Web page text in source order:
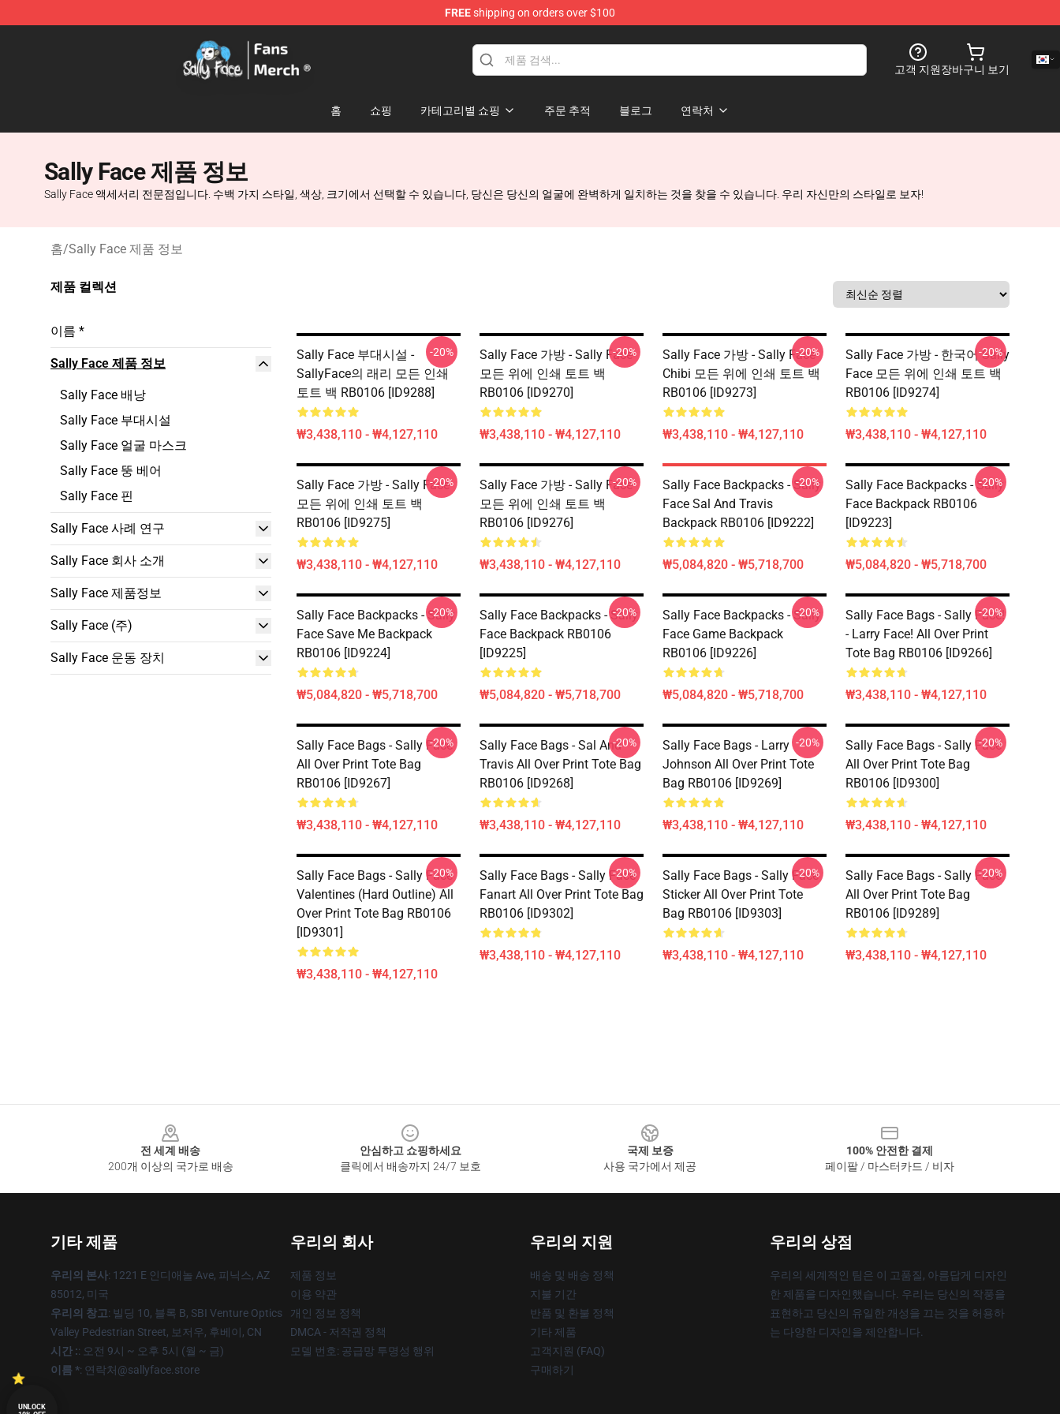
FREEshipping on orders over $100
Sally Face Store - Official Sally Face Merchandise Shop
고객 지원장바구니 보기
홈 쇼핑 카테고리별 쇼핑 주문 추적 블로그 연락처
Sally Face 제품 정보
Sally Face 액세서리 전문점입니다. 수백 가지 스타일, 색상, 크기에서 선택할 수 있습니다, 당신은 당신의 얼굴에 완벽하게 일치하는 것을 찾을 수 있습니다. 우리 자신만의 스타일로 보자!
홈/Sally Face 제품 정보
제품 컬렉션
이름 *
Sally Face 제품 정보
Sally Face 배낭
Sally Face 부대시설
Sally Face 얼굴 마스크
Sally Face 뚱 베어
Sally Face 핀
Sally Face 사례 연구
Sally Face 회사 소개
Sally Face 제품정보
Sally Face (주)
Sally Face 운동 장치
Sally Face 부대시설 -
SallyFace의 래리 모든 인쇄
토트 백 RB0106 [ID9288]
₩3,438,110 - ₩4,127,110
-20%
Sally Face 가방 - Sally Face
모든 위에 인쇄 토트 백
RB0106 [ID9270]
₩3,438,110 - ₩4,127,110
-20%
Sally Face 가방 - Sally Face
Chibi 모든 위에 인쇄 토트 백
RB0106 [ID9273]
₩3,438,110 - ₩4,127,110
-20%
Sally Face 가방 - 한국어 Sally
Face 모든 위에 인쇄 토트 백
RB0106 [ID9274]
₩3,438,110 - ₩4,127,110
-20%
Sally Face 가방 - Sally Face
모든 위에 인쇄 토트 백
RB0106 [ID9275]
₩3,438,110 - ₩4,127,110
-20%
Sally Face 가방 - Sally Face
모든 위에 인쇄 토트 백
RB0106 [ID9276]
₩3,438,110 - ₩4,127,110
-20%
Sally Face Backpacks - Sally
Face Sal And Travis
Backpack RB0106 [ID9222]
₩5,084,820 - ₩5,718,700
-20%
Sally Face Backpacks - Sally
Face Backpack RB0106
[ID9223]
₩5,084,820 - ₩5,718,700
-20%
Sally Face Backpacks - Sally
Face Save Me Backpack
RB0106 [ID9224]
₩5,084,820 - ₩5,718,700
-20%
Sally Face Backpacks - Sally
Face Backpack RB0106
[ID9225]
₩5,084,820 - ₩5,718,700
-20%
Sally Face Backpacks - Sally
Face Game Backpack
RB0106 [ID9226]
₩5,084,820 - ₩5,718,700
-20%
Sally Face Bags - Sally Face!
- Larry Face! All Over Print
Tote Bag RB0106 [ID9266]
₩3,438,110 - ₩4,127,110
-20%
Sally Face Bags - Sally Face
All Over Print Tote Bag
RB0106 [ID9267]
₩3,438,110 - ₩4,127,110
-20%
Sally Face Bags - Sal And
Travis All Over Print Tote Bag
RB0106 [ID9268]
₩3,438,110 - ₩4,127,110
-20%
Sally Face Bags - Larry
Johnson All Over Print Tote
Bag RB0106 [ID9269]
₩3,438,110 - ₩4,127,110
-20%
Sally Face Bags - Sally Face
All Over Print Tote Bag
RB0106 [ID9300]
₩3,438,110 - ₩4,127,110
-20%
Sally Face Bags - Sally Face
Valentines (Hard Outline) All
Over Print Tote Bag RB0106
[ID9301]
₩3,438,110 - ₩4,127,110
-20%
Sally Face Bags - Sally Face
Fanart All Over Print Tote Bag
RB0106 [ID9302]
₩3,438,110 - ₩4,127,110
-20%
Sally Face Bags - Sally Face
Sticker All Over Print Tote
Bag RB0106 [ID9303]
₩3,438,110 - ₩4,127,110
-20%
Sally Face Bags - Sally Face
All Over Print Tote Bag
RB0106 [ID9289]
₩3,438,110 - ₩4,127,110
-20%
전 세계 배송
200개 이상의 국가로 배송
안심하고 쇼핑하세요
클릭에서 배송까지 24/7 보호
국제 보증
사용 국가에서 제공
100% 안전한 결제
페이팔 / 마스터카드 / 비자
기타 제품
우리의 본사: 1221 E 인디애놀 Ave, 피닉스, AZ
85012, 미국
우리의 창고: 빌딩 10, 블록 B, SBI Venture Optics
Valley Pedestrian Street, 보저우, 후베이, CN
시간 :: 오전 9시 ~ 오후 5시 (월 ~ 금)
이름 *: 연락처@sallyface.store
우리의 회사
제품 정보
이용 약관
개인 정보 정책
DMCA - 저작권 정책
모델 번호: 공급망 투명성 행위
우리의 지원
배송 및 배송 정책
지불 기간
반품 및 환불 정책
기타 제품
고객지원 (FAQ)
구매하기
우리의 상점
우리의 세계적인 팀은 이 고품질, 아름답게 디자인
한 제품을 디자인했습니다. 우리는 당신의 작풍을
표현하고 당신의 유일한 개성을 끄는 것을 허용하
는 다양한 디자인을 제안합니다.
UNLOCK